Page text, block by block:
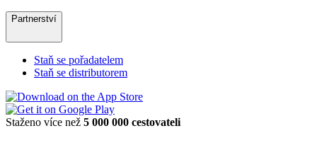
Partnerství
Staň se pořadatelem
Staň se distributorem
Staženo více než 5 000 000 cestovateli